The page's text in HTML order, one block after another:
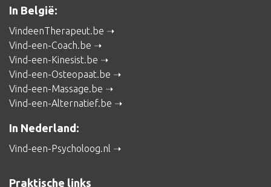
In België:
VindeenTherapeut.be
Vind-een-Coach.be
Vind-een-Kinesist.be
Vind-een-Osteopaat.be
Vind-een-Massage.be
Vind-een-Alternatief.be
In Nederland:
Vind-een-Psycholoog.nl
Praktische links